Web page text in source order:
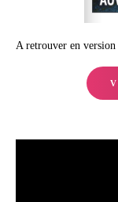
A retrouver en